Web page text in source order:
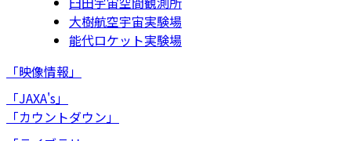
大樹航空宇宙実験場
能代ロケット実験場
「映像情報」
「JAXA's」
「カウントダウン」